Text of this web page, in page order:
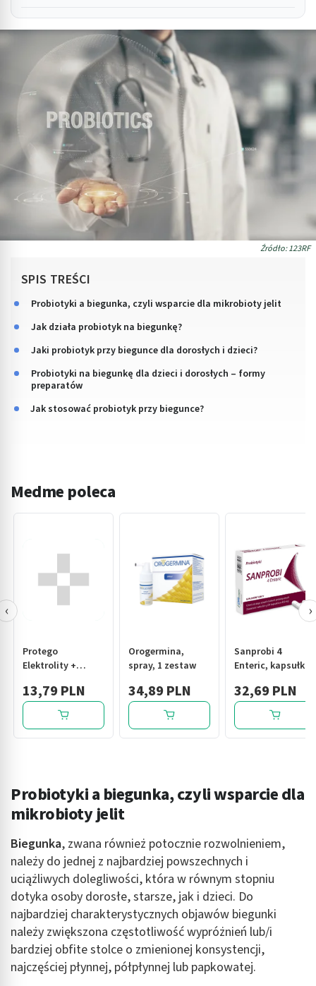
Źródło: 123RF
SPIS TREŚCI
Probiotyki a biegunka, czyli wsparcie dla mikrobioty jelit
Jak działa probiotyk na biegunkę?
Jaki probiotyk przy biegunce dla dorosłych i dzieci?
Probiotyki na biegunkę dla dzieci i dorosłych – formy
preparatów
Jak stosować probiotyk przy biegunce?
Medme poleca
Protego
Elektrolity +
tabl.musuj., 20
szt
13,79 PLN
Orogermina,
spray, 1 zestaw
34,89 PLN
Sanprobi 4
Enteric, kapsułki,
32,69 PLN
‹ ›
Probiotyki a biegunka, czyli wsparcie dla
mikrobioty jelit
Biegunka, zwana również potocznie rozwolnieniem,
należy do jednej z najbardziej powszechnych i
uciążliwych dolegliwości, która w równym stopniu
dotyka osoby dorosłe, starsze, jak i dzieci. Do
najbardziej charakterystycznych objawów biegunki
należy zwiększona częstotliwość wypróżnień lub/i
bardziej obfite stolce o zmienionej konsystencji,
najczęściej płynnej, półpłynnej lub papkowatej.